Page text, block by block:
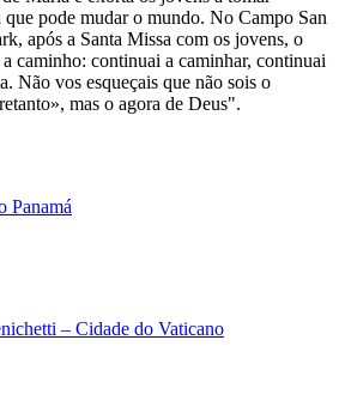
que pode mudar o mundo. No Campo San
após a Santa Missa com os jovens, o
caminho: continuai a caminhar, continuai
Não vos esqueçais que não sois o
mas o agora de Deus".
Panamá
– Cidade do Vaticano